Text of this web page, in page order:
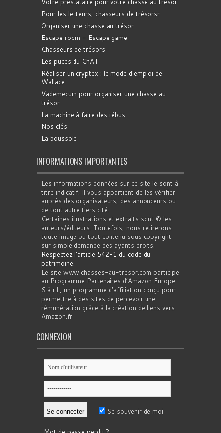
Votre prestataire pour votre chasse au trésor
Pour les lecteurs, chasseurs de trésorsr
Organiser une chasse au trésor
Escape room - Escape game
Chasseurs de trésors
Les puces du ChAT
Réaliser un cryptex : le mode d'emploi de
Wallace
Vademecum pour organiser une chasse au
trésor
La machine à faire des rébus
Nos clés
La boussole
INFORMATIONS IMPORTANTES
Les informations données sur ce site le sont à
titre indicatif. Il vous appartient de les vérifier
auprès des organisateurs, des annonceurs ou
de tout autre tiers cité.
Certaines illustrations et extraits sont © les
auteurs/éditeurs. Toutefois, nous retirerons
toute image ou tout contenu sous copyright
sur simple demande des ayants droits.
Respectez l'article 542-1 du code du
patrimoine.
Le site www.chasses-au-tresor.com participe
au Programme Partenaires d’Amazon Europe
S.à r.l., un programme d’affiliation conçu pour
permettre à des sites de percevoir une
rémunération grâce à la création de liens vers
Amazon.fr
CONNEXION
Se souvenir de moi